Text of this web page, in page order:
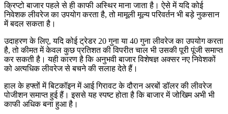
क्रिप्टो बाजार पहले से ही काफी अस्थिर माना जाता है। ऐसे में यदि कोई
निवेशक लीवरेज का उपयोग करता है, तो मामूली मूल्य परिवर्तन भी बड़े नुकसान
में बदल सकता है।
उदाहरण के लिए, यदि कोई ट्रेडर 20 गुना या 40 गुना लीवरेज का उपयोग करता
है, तो कीमत में केवल कुछ प्रतिशत की विपरीत चाल भी उसकी पूरी पूंजी समाप्त
कर सकती है। यही कारण है कि अनुभवी बाजार विशेषज्ञ अक्सर नए निवेशकों
को अत्यधिक लीवरेज से बचने की सलाह देते हैं।
हाल के हफ्तों में बिटकॉइन में आई गिरावट के दौरान अरबों डॉलर की लीवरेज
पोजीशन समाप्त हुई हैं। इससे यह स्पष्ट होता है कि बाजार में जोखिम अभी भी
काफी अधिक बना हुआ है।